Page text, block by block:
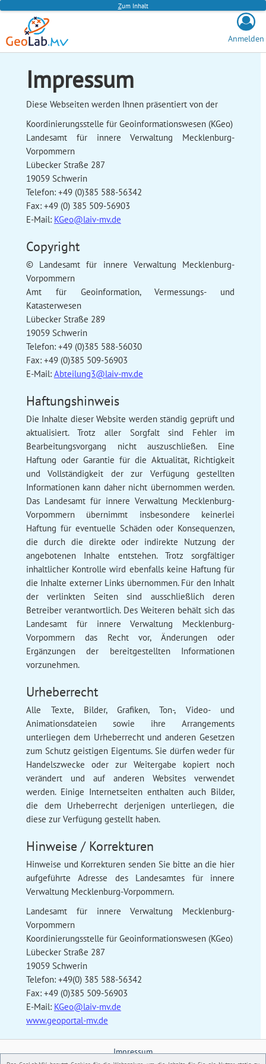
Zum Inhalt
Anmelden
Impressum
Diese Webseiten werden Ihnen präsentiert von der
Koordinierungsstelle für Geoinformationswesen (KGeo)
Landesamt für innere Verwaltung Mecklenburg-
Vorpommern
Lübecker Straße 287
19059 Schwerin
Telefon: +49 (0)385 588-56342
Fax: +49 (0) 385 509-56903
E-Mail: KGeo@laiv-mv.de
Copyright
© Landesamt für innere Verwaltung Mecklenburg-
Vorpommern
Amt für Geoinformation, Vermessungs- und
Katasterwesen
Lübecker Straße 289
19059 Schwerin
Telefon: +49 (0)385 588-56030
Fax: +49 (0)385 509-56903
E-Mail: Abteilung3@laiv-mv.de
Haftungshinweis
Die Inhalte dieser Website werden ständig geprüft und
aktualisiert. Trotz aller Sorgfalt sind Fehler im
Bearbeitungsvorgang nicht auszuschließen. Eine
Haftung oder Garantie für die Aktualität, Richtigkeit
und Vollständigkeit der zur Verfügung gestellten
Informationen kann daher nicht übernommen werden.
Das Landesamt für innere Verwaltung Mecklenburg-
Vorpommern übernimmt insbesondere keinerlei
Haftung für eventuelle Schäden oder Konsequenzen,
die durch die direkte oder indirekte Nutzung der
angebotenen Inhalte entstehen. Trotz sorgfältiger
inhaltlicher Kontrolle wird ebenfalls keine Haftung für
die Inhalte externer Links übernommen. Für den Inhalt
der verlinkten Seiten sind ausschließlich deren
Betreiber verantwortlich. Des Weiteren behält sich das
Landesamt für innere Verwaltung Mecklenburg-
Vorpommern das Recht vor, Änderungen oder
Ergänzungen der bereitgestellten Informationen
vorzunehmen.
Urheberrecht
Alle Texte, Bilder, Grafiken, Ton-, Video- und
Animationsdateien sowie ihre Arrangements
unterliegen dem Urheberrecht und anderen Gesetzen
zum Schutz geistigen Eigentums. Sie dürfen weder für
Handelszwecke oder zur Weitergabe kopiert noch
verändert und auf anderen Websites verwendet
werden. Einige Internetseiten enthalten auch Bilder,
die dem Urheberrecht derjenigen unterliegen, die
diese zur Verfügung gestellt haben.
Hinweise / Korrekturen
Hinweise und Korrekturen senden Sie bitte an die hier
aufgeführte Adresse des Landesamtes für innere
Verwaltung Mecklenburg-Vorpommern.
Landesamt für innere Verwaltung Mecklenburg-
Vorpommern
Koordinierungsstelle für Geoinformationswesen (KGeo)
Lübecker Straße 287
19059 Schwerin
Telefon: +49(0) 385 588-56342
Fax: +49 (0)385 509-56903
E-Mail: KGeo@laiv-mv.de
www.geoportal-mv.de
Impressum